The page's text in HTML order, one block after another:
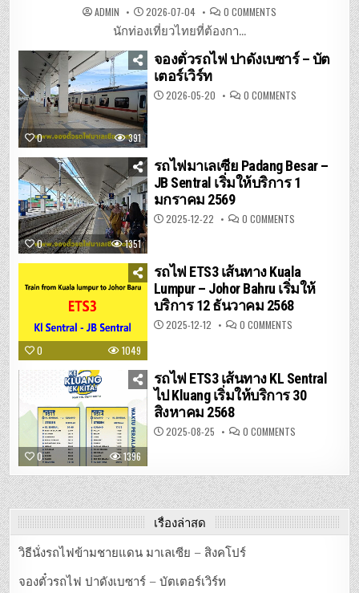
ADMIN 2026-07-04 0 COMMENTS
ชายแดน
สิงคโปร์
นักท่องเที่ยวไทยที่ต้องกา...
0 391
จองตั๋วรถไฟ ปาดังเบซาร์ – บัต
เตอร์เวิร์ท
2026-05-20 0 COMMENTSON
ซาร์
–
บัต
เต
0 1351
รถไฟมาเลเซีย Padang Besar –
JB Sentral เริ่มให้บริการ 1
มกราคม 2569
2025-12-22 0 COMMENTSON
รถไฟ
–
JB
SENTRAL
เริ่ม
ให้
0 1049
รถไฟ ETS3 เส้นทาง Kuala
Lumpur – Johor Bahru เริ่มให้
บริการ 12 ธันวาคม 2568
2025-12-12 0 COMMENTSON
รถไฟ
KUALA
LUMPUR
–
JOHOR
ให้
บริการ
0 1396
รถไฟ ETS3 เส้นทาง KL Sentral
ไป Kluang เริ่มให้บริการ 30
สิงหาคม 2568
2025-08-25 0 COMMENTSON
รถไฟ
KL
SENTRAL
ไป
KLUANG
เริ่ม
ให้
บริการ
เรื่องล่าสุด
วิธีนั่งรถไฟข้ามชายแดน มาเลเซีย – สิงคโปร์
จองตั๋วรถไฟ ปาดังเบซาร์ – บัตเตอร์เวิร์ท